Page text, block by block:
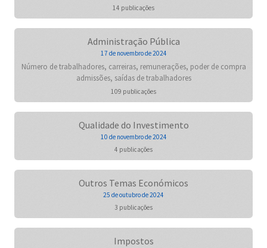
14 publicações
Administração Pública
17 de novembro de 2024
Número de trabalhadores, carreiras, remunerações, poder de compra
admissões, saídas de trabalhadores
109 publicações
Qualidade do Investimento
10 de novembro de 2024
4 publicações
Outros Temas Económicos
25 de outubro de 2024
3 publicações
Impostos